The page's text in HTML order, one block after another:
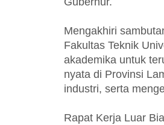
Mengakhiri
Fakultas Teknik
akademika untuk
nyata di Provinsi
industri, serta
Rapat Kerja Luar